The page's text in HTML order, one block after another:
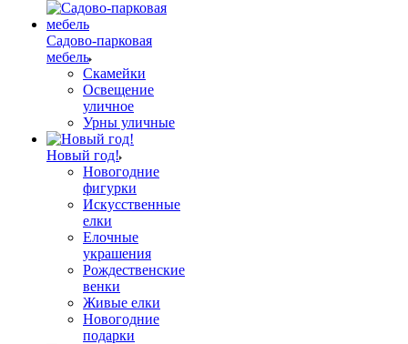
Садово-парковая
мебель
Скамейки
Освещение
уличное
Урны уличные
Новый год!
Новогодние
фигурки
Искусственные
елки
Елочные
украшения
Рождественские
венки
Живые елки
Новогодние
подарки